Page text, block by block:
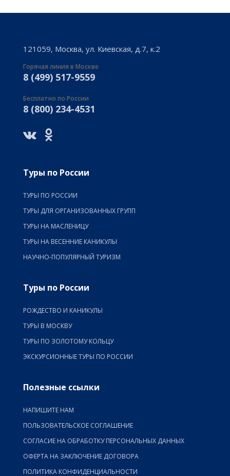
121059, Москва, ул. Киевская, д.7, к.2
Горячая линия в Москве
8 (499) 517-9559
Бесплатно по России
8 (800) 234-4531
Туры по России
ТУРЫ ПО РОССИИ
ТУРЫ ДЛЯ ОРГАНИЗОВАННЫХ ГРУПП
ТУРЫ НА МАСЛЕНИЦУ
ТУРЫ НА ВЕСЕННИЕ КАНИКУЛЫ
НАУЧНО-ПОПУЛЯРНЫЙ ТУРИЗМ
Туры по России
РОЖДЕСТВО И КАНИКУЛЫ
ТУРЫ В МОСКВУ
ТУРЫ ПО ЗОЛОТОМУ КОЛЬЦУ
ЭКСКУРСИОННЫЕ ТУРЫ ПО РОССИИ
Полезные ссылки
НАПИШИТЕ НАМ
ПОЛЬЗОВАТЕЛЬСКОЕ СОГЛАШЕНИЕ
СОГЛАСИЕ НА ОБРАБОТКУ ПЕРСОНАЛЬНЫХ ДАННЫХ
ОФЕРТА НА ЗАКЛЮЧЕНИЕ ДОГОВОРА
ПОЛИТИКА КОНФИДЕНЦИАЛЬНОСТИ